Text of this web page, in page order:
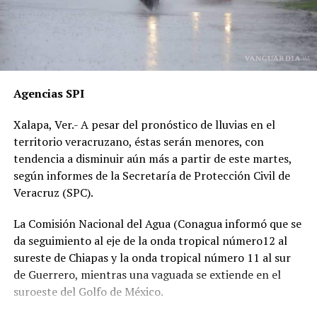
cercanas, han sido ignoradas o negadas. Testigos
presenciales del accidente ahora callan, presuntamente
“Hoy fue mi Abraham,
mañana puede ser alguien
de tu familia. El homicida
sigue libre y operando en
las carreteras”, expresó un
familiar, exigiendo justicia.
El caso ha encendido el debate sobre la corrupción en la
Fiscalía y la impunidad que beneficia a conductores
responsables de muertes viales.
Agencias SPI
Xalapa, Ver.- A pesar del pronóstico de lluvias en el
territorio veracruzano, éstas serán menores, con
tendencia a disminuir aún más a partir de este martes,
según informes de la Secretaría de Protección Civil de
Veracruz (SPC).
La Comisión Nacional del Agua (Conagua informó que se
da seguimiento al eje de la onda tropical número12 al
sureste de Chiapas y la onda tropical número 11 al sur
de Guerrero, mientras una vaguada se extiende en el
suroeste del Golfo de México.